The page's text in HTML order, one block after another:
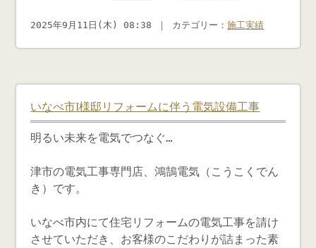
2025年9月11日(木) 08:38 ｜ カテゴリー：施工実績
いなべ市I様邸リフォームに伴う電気設備工事
明るい未来を電気でつなぐ…
津市の電気工事専門店、鴻鵠電気（こうこくでん
き）です。
いなべ市内にて住宅リフォームの電気工事を請け
させていただき、お客様のこだわりが詰まった素